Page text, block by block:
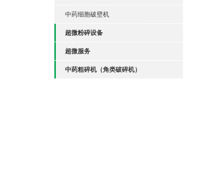
中药细胞破壁机
超微粉碎设备
超微服务
中药粗碎机（角类破碎机）